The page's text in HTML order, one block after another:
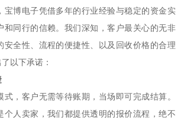
宝博电子凭借多年的行业经验与稳定的资金实
和同行的信赖。我们深知，客户最关心的无非
安全性、流程的便捷性、以及回收价格的合理
以下承诺：
，客户无需等待账期，当场即可完成结算。
个人卖家，我们都提供透明的报价流程，绝不